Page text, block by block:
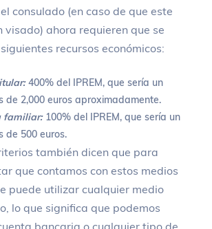
consulado (en caso de que este
visado) ahora requieren que se
recursos económicos:
400% del IPREM, que sería un
de 2,000 euros aproximadamente.
familiar: 100% del IPREM, que sería un
de 500 euros.
también dicen que para
que contamos con estos medios
puede utilizar cualquier medio
lo que significa que podemos
bancaria o cualquier tipo de